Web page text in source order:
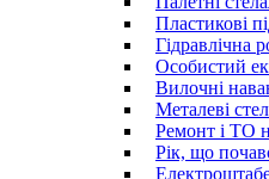
Пластикові
Гідравлічна
Особистий
Вилочні
Металеві
Ремонт і ТО
Рік, що